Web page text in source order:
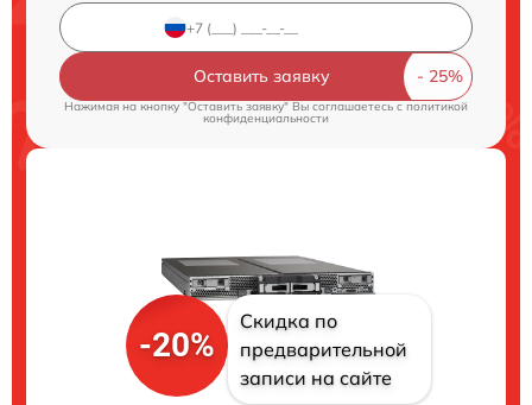
Оставить заявку
Нажимая на кнопку "Оставить заявку" Вы соглашаетесь cполитикой
конфиденциальности
-20%
Скидка по
предварительной
записи на сайте